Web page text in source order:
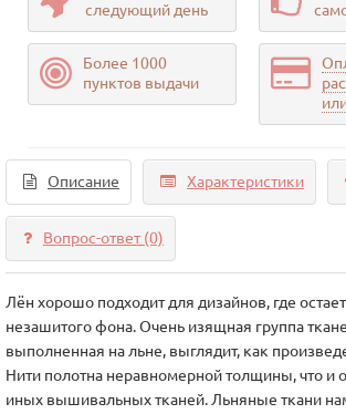
следующий день
Более 1000
пунктов выдачи
Описание Характеристики
Вопрос-ответ(0)
Лён хорошо подходит для дизайнов, где
незашитого фона. Очень изящная группа
выполненная на льне, выглядит, как
Нити полотна неравномерной толщины, что и
иных вышивальных тканей. Льняные ткани